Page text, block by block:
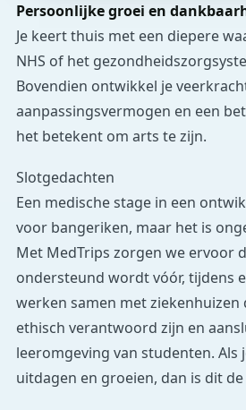
Persoonlijke groei en
Je keert thuis met een diepere
NHS of het
Bovendien ontwikkel je
aanpassingsvermogen en een
het betekent om arts te zijn.
Slotgedachten
Een medische stage in een
voor bangeriken, maar het is
Met MedTrips zorgen we ervoor
ondersteund wordt vóór, tijdens
werken samen met ziekenhuizen
ethisch verantwoord zijn en
leeromgeving van studenten. Als
uitdagen en groeien, dan is dit